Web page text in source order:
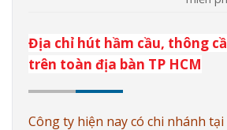
Địa chỉ hút hầm cầu, thông
trên toàn địa bàn TP HCM
Công ty hiện nay có chi nhánh tại